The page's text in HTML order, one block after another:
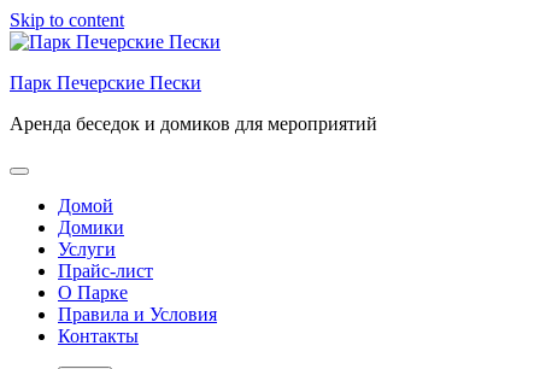
Skip to content
Парк Печерские Пески
Аренда беседок и домиков для мероприятий
Домой
Домики
Услуги
Прайс-лист
О Парке
Правила и Условия
Контакты